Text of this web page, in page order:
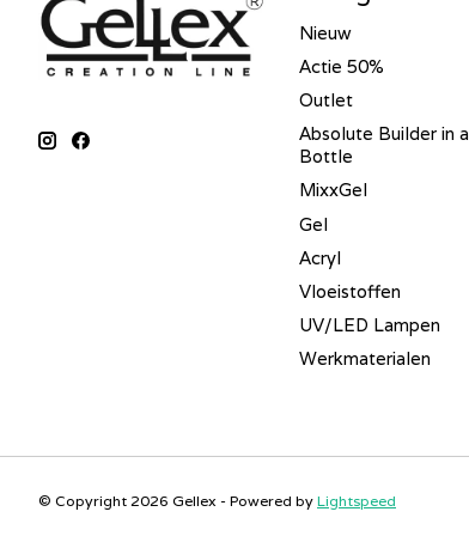
Nieuw
Actie 50%
Outlet
Absolute Builder in a
Bottle
MixxGel
Gel
Acryl
Vloeistoffen
UV/LED Lampen
Werkmaterialen
© Copyright 2026 Gellex - Powered by Lightspeed